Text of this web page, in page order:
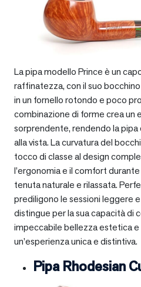
La pipa modello Prince è un
raffinatezza, con il suo
in un fornello rotondo e poco
combinazione di forme crea un
sorprendente, rendendo la
alla vista. La curvatura del
tocco di classe al design
l’ergonomia e il comfort
tenuta naturale e rilassata.
prediligono le sessioni leggere
distingue per la sua capacità di
impeccabile bellezza estetica
un’esperienza unica e distintiva.
Pipa Rhodesian